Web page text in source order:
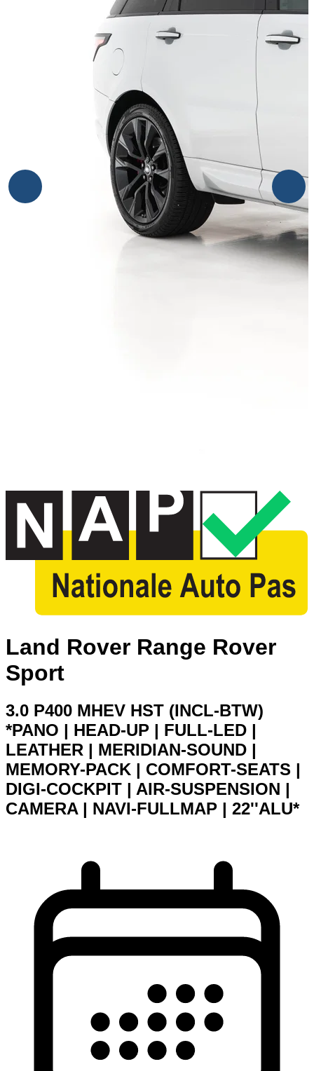
Land Rover Range Rover
Sport
3.0 P400 MHEV HST (INCL-BTW)
*PANO | HEAD-UP | FULL-LED |
LEATHER | MERIDIAN-SOUND |
MEMORY-PACK | COMFORT-SEATS |
DIGI-COCKPIT | AIR-SUSPENSION |
CAMERA | NAVI-FULLMAP | 22''ALU*